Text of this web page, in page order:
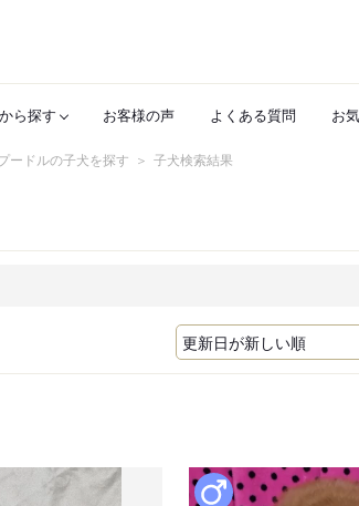
ら探す お客様の声 よくある質問 お
ードルの子犬を探す 子犬検索結果